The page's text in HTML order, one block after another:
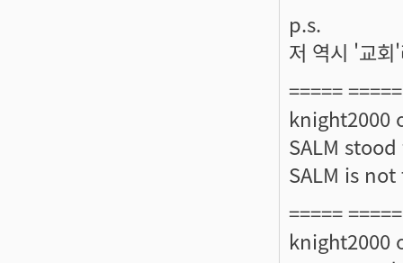
p.s.
저 역시 '교회
=====
knight2000
SALM
SALM is
=====
knight2000